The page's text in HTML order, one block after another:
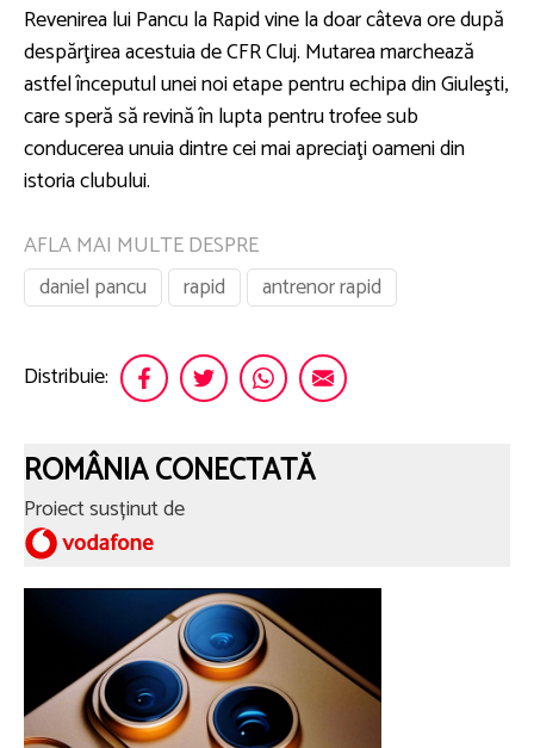
Revenirea lui Pancu la Rapid vine la doar câteva ore după
despărţirea acestuia de CFR Cluj. Mutarea marchează
astfel începutul unei noi etape pentru echipa din Giuleşti,
care speră să revină în lupta pentru trofee sub
conducerea unuia dintre cei mai apreciaţi oameni din
istoria clubului.
AFLA MAI MULTE DESPRE
daniel pancu
rapid antrenor rapid
Distribuie:
ROMÂNIA CONECTATĂ
Proiect susținut de